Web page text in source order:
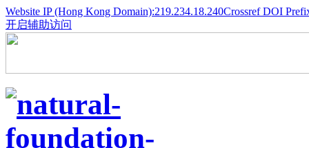
Website IP (Hong Kong Domain):219.234.18.240Crossref DOI
开启辅助访问